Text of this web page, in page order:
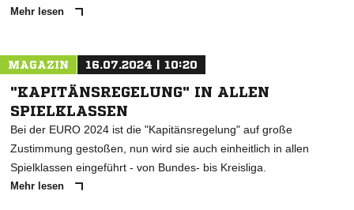
Mehr lesen
MAGAZIN 16.07.2024 | 10:20
"KAPITÄNSREGELUNG" IN ALLEN
SPIELKLASSEN
Bei der EURO 2024 ist die "Kapitänsregelung" auf große
Zustimmung gestoßen, nun wird sie auch einheitlich in allen
Spielklassen eingeführt - von Bundes- bis Kreisliga.
Mehr lesen